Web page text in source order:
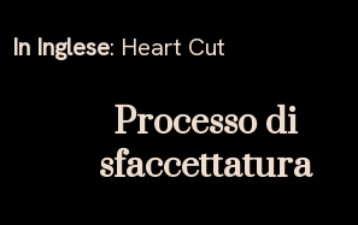
In Inglese: Heart Cut
Processo di
sfaccettatura